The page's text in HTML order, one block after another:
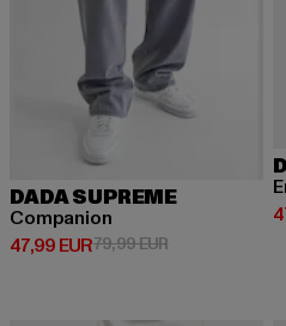
DADA SUPREME
Companion
47,99 EUR
Derzeitiger Preis: 47,99 EUR
79,99 EURAktionspreis: